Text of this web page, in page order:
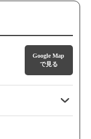
Google Map
で見る